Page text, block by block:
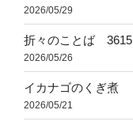
2026/05/29
折々のことば 3615
2026/05/26
イカナゴのくぎ煮
2026/05/21